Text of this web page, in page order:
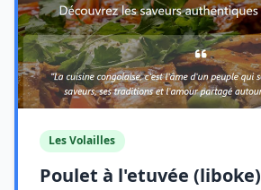
Les Volailles
Poulet à l'etuvée (liboke)